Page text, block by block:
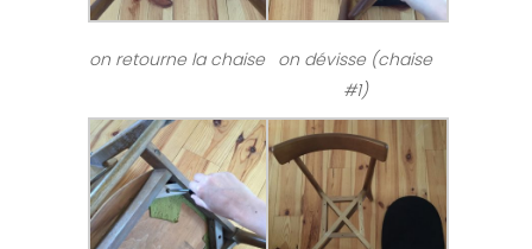
on retourne la chaise on dévisse (chaise
#1)